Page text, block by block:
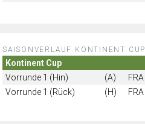
SAISONVERLAUF KONTINENT CUP
Kontinent Cup
Vorrunde 1 (Hin)
(A) FRA
Vorrunde 1 (Rück)
(H) FRA